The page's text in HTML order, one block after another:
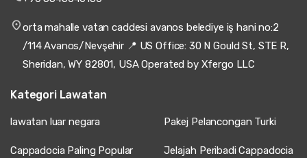
orta mahalle vatan caddesi avanos belediye iş hani no:2
/114 Avanos/Nevşehir 📍 US Office: 30 N Gould St, STE R,
Sheridan, WY 82801, USA Operated by Xfergo LLC
Kategori Lawatan
lawatan luar negara Pakej Pelancongan Turki
Cappadocia Paling Popular Jelajah Peribadi Cappadocia